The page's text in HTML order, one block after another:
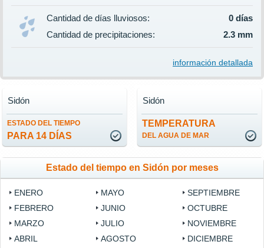
Cantidad de días lluviosos:
0 días
Cantidad de precipitaciones:
2.3 mm
información detallada
ESTADO DEL TIEMPO
PARA 14 DÍAS
Sidón
TEMPERATURA
DEL AGUA DE MAR
Sidón
Estado del tiempo en Sidón por meses
ENERO
FEBRERO
MARZO
ABRIL
MAYO
JUNIO
JULIO
AGOSTO
SEPTIEMBRE
OCTUBRE
NOVIEMBRE
DICIEMBRE